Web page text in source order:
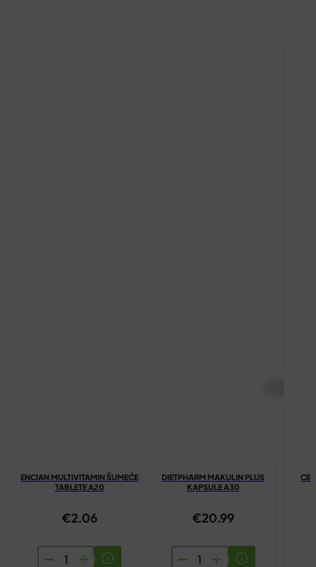
ENCIAN MULTIVITAMIN ŠUMEĆE
TABLETE A20
€2.06
ENCIAN
DIETPHARM MAKULIN PLUS
KAPSULE A30
€20.99
DIETPHARM